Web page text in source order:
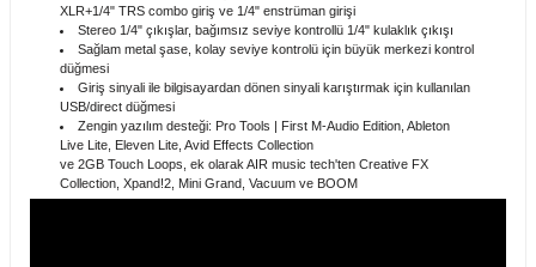
0,00 TL
Stokta Yok
Pioneer DJ HDJ-S7 Profesyonel DJ Kulaklık (Siyah - Beyaz)
XLR+1/4" TRS combo giriş ve 1/4" enstrüman girişi
Stereo 1/4" çıkışlar, bağımsız seviye kontrollü 1/4" kulaklık çıkışı
Sağlam metal şase, kolay seviye kontrolü için büyük merkezi kontrol
düğmesi
Giriş sinyali ile bilgisayardan dönen sinyali karıştırmak için kullanılan
USB/direct düğmesi
Zengin yazılım desteği: Pro Tools | First M-Audio Edition, Ableton
Live Lite, Eleven Lite, Avid Effects Collection
ve 2GB Touch Loops, ek olarak AIR music tech'ten Creative FX
Collection, Xpand!2, Mini Grand, Vacuum ve BOOM